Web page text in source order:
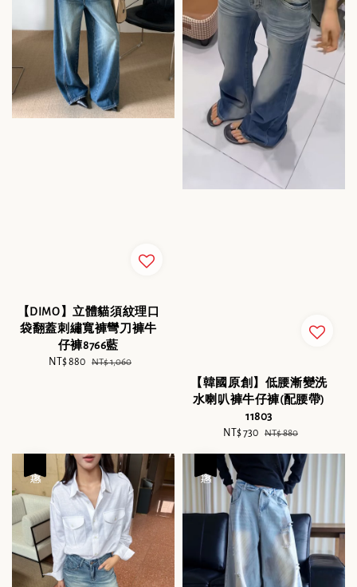
【DIMO】立體貓須紋理口
袋翻蓋刺繡寬褲彎刀褲牛
仔褲8766藍
Sale
NT$ 880 Regular
NT$ 1,060
【韓國原創】低腰漸變洗
水喇叭褲牛仔褲(配腰帶)
11803
Sale
NT$ 730 Regular
NT$ 880